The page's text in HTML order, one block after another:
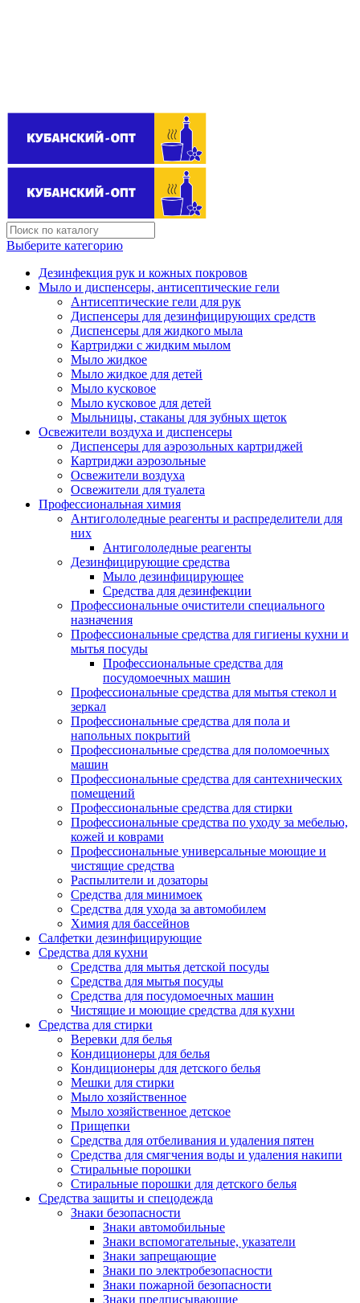
Выберите категорию
Дезинфекция рук и кожных покровов
Мыло и диспенсеры, антисептические гели
Антисептические гели для рук
Диспенсеры для дезинфицирующих средств
Диспенсеры для жидкого мыла
Картриджи с жидким мылом
Мыло жидкое
Мыло жидкое для детей
Мыло кусковое
Мыло кусковое для детей
Мыльницы, стаканы для зубных щеток
Освежители воздуха и диспенсеры
Диспенсеры для аэрозольных картриджей
Картриджи аэрозольные
Освежители воздуха
Освежители для туалета
Профессиональная химия
Антигололедные реагенты и распределители для
них
Антигололедные реагенты
Дезинфицирующие средства
Мыло дезинфицирующее
Средства для дезинфекции
Профессиональные очистители специального
назначения
Профессиональные средства для гигиены кухни и
мытья посуды
Профессиональные средства для
посудомоечных машин
Профессиональные средства для мытья стекол и
зеркал
Профессиональные средства для пола и
напольных покрытий
Профессиональные средства для поломоечных
машин
Профессиональные средства для сантехнических
помещений
Профессиональные средства для стирки
Профессиональные средства по уходу за мебелью,
кожей и коврами
Профессиональные универсальные моющие и
чистящие средства
Распылители и дозаторы
Средства для минимоек
Средства для ухода за автомобилем
Химия для бассейнов
Салфетки дезинфицирующие
Средства для кухни
Средства для мытья детской посуды
Средства для мытья посуды
Средства для посудомоечных машин
Чистящие и моющие средства для кухни
Средства для стирки
Веревки для белья
Кондиционеры для белья
Кондиционеры для детского белья
Мешки для стирки
Мыло хозяйственное
Мыло хозяйственное детское
Прищепки
Средства для отбеливания и удаления пятен
Средства для смягчения воды и удаления накипи
Стиральные порошки
Стиральные порошки для детского белья
Средства защиты и спецодежда
Знаки безопасности
Знаки автомобильные
Знаки вспомогательные, указатели
Знаки запрещающие
Знаки по электробезопасности
Знаки пожарной безопасности
Знаки предписывающие